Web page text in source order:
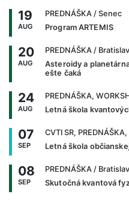
19
AUG
PREDNÁŠKA / Senec
Program ARTEMIS
20
AUG
PREDNÁŠKA /
Asteroidy a
ešte čaká
24
AUG
PREDNÁŠKA,
Letná škola
07
SEP
CVTI SR,
Letná škola
08
SEP
PREDNÁŠKA /
Skutočná kvantová